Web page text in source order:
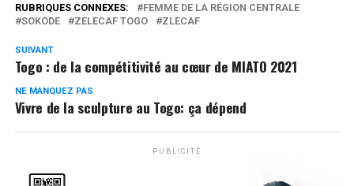
RUBRIQUES CONNEXES:
FEMME DE LA RÉGION CENTRALE
SOKODE
ZELECAF TOGO ZLECAF
SUIVANT
Togo : de la compétitivité au cœur de MIATO 2021
NE MANQUEZ PAS
Vivre de la sculpture au Togo: ça dépend
PUBLICITÉ